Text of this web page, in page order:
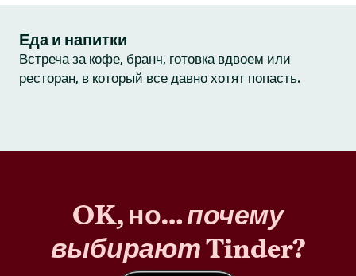
Еда и напитки
Встреча за кофе, бранч, готовка вдвоем или
ресторан, в который все давно хотят попасть.
OK, но…почему
выбираютTinder?